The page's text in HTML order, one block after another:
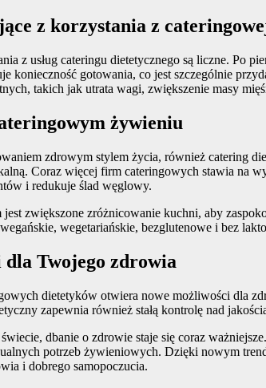
z korzystania z
z usług cateringu dietetycznego są liczne. Po
konieczność gotowania, co jest szczególnie
takich jak utrata wagi, zwiększenie masy
żywieniu
zdrowym stylem życia, również catering
Coraz więcej firm cateringowych stawia na
i redukuje ślad węglowy.
zwiększone zróżnicowanie kuchni, aby
wegetariańskie, bezglutenowe i bez
dla Twojego zdrowia
dietetyków otwiera nowe możliwości dla
zapewnia również stałą kontrolę nad
dbanie o zdrowie staje się coraz
potrzeb żywieniowych. Dzięki nowym
i dobrego samopoczucia.